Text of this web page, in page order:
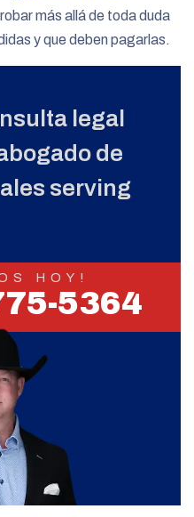
más allá de toda duda
y que deben pagarlas.
legal
de
serving
HOY!
5364